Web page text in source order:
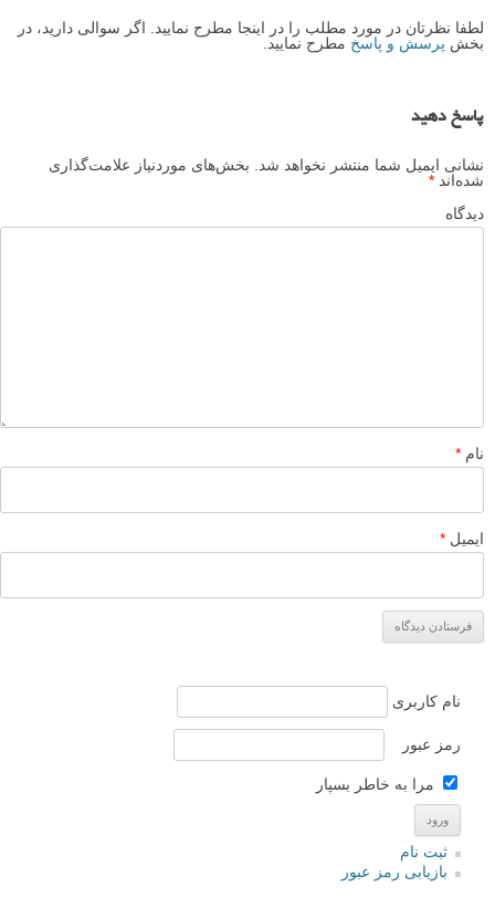
لطفا نظرتان در مورد مطلب را در اینجا مطرح نمایید. اگر سوالی دارید، در
بخش پرسش و پاسخ مطرح نمایید.
پاسخ دهید
نشانی ایمیل شما منتشر نخواهد شد.
بخش‌های موردنیاز علامت‌گذاری
شده‌اند *
دیدگاه
نام *
ایمیل *
نام کاربری
رمز عبور
مرا به خاطر بسپار
ثبت نام
بازیابی رمز عبور